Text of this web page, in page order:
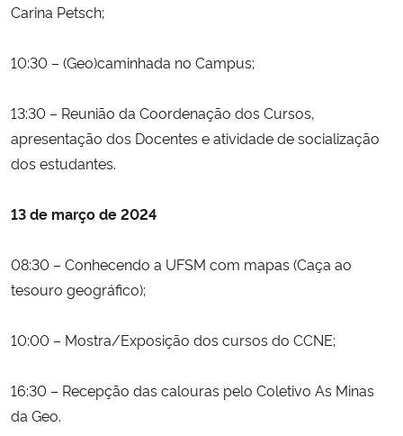
Carina Petsch;
10:30 – (Geo)caminhada no Campus;
13:30 – Reunião da Coordenação dos Cursos,
apresentação dos Docentes e atividade de socialização
dos estudantes.
13 de março de 2024
08:30 – Conhecendo a UFSM com mapas (Caça ao
tesouro geográfico);
10:00 – Mostra/Exposição dos cursos do CCNE;
16:30 – Recepção das calouras pelo Coletivo As Minas
da Geo.